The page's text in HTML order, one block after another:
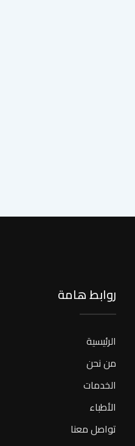
روابط هامة
الرئيسية
من نحن
الخدمات
الأطباء
تواصل معنا